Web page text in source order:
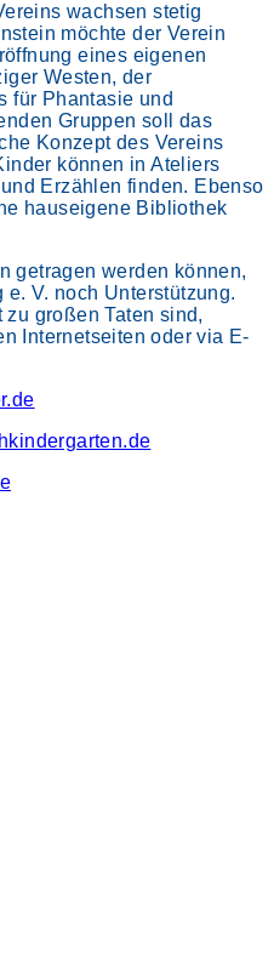
wachsen stetig
möchte der Verein
eines eigenen
Westen, der
für Phantasie und
Gruppen soll das
Konzept des Vereins
können in Ateliers
Erzählen finden. Ebenso
hauseigene Bibliothek
getragen werden können,
V. noch Unterstützung.
großen Taten sind,
Internetseiten oder via E-